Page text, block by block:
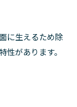
に生えるため除
があります。